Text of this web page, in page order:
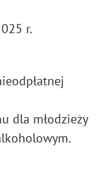
r.
dla młodzieży